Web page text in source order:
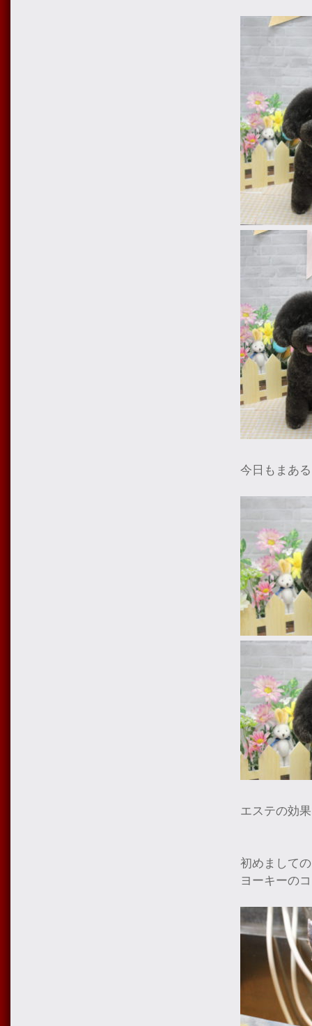
今日もまあ
エステの効
初めまして
ヨーキーの